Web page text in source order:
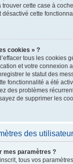
trouver cette case à
cette
cookies » ?
tous les cookies
et votre connexion
le statut des
fonctionnalité a été
des problèmes
de supprimer les
des
mes paramètres ?
tous vos